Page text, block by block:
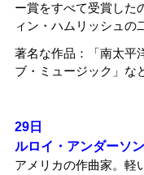
ー賞をすべて受賞した
ィン・ハムリッシュの
著名な作品：「南太平
ブ・ミュージック」な
29日
ルロイ・アンダーソ
アメリカの作曲家。軽